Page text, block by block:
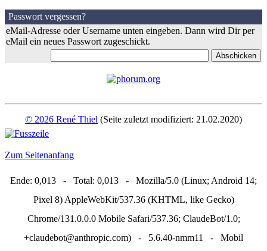
Passwort vergessen?
eMail-Adresse oder Username unten eingeben. Dann wird Dir per
eMail ein neues Passwort zugeschickt.
© 2026 René Thiel (Seite zuletzt modifiziert: 21.02.2020)
Zum Seitenanfang
Ende: 0,013 - Total: 0,013 - Mozilla/5.0 (Linux; Android 14;
Pixel 8) AppleWebKit/537.36 (KHTML, like Gecko)
Chrome/131.0.0.0 Mobile Safari/537.36; ClaudeBot/1.0;
+claudebot@anthropic.com) - 5.6.40-nmm11 - Mobil